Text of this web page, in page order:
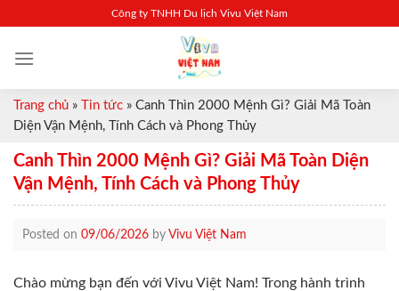
content
Công ty TNHH Du lịch Vivu Việt Nam
Trang chủ » Tin tức » Canh Thìn 2000 Mệnh Gì? Giải Mã Toàn
Diện Vận Mệnh, Tính Cách và Phong Thủy
Canh Thìn 2000 Mệnh Gì? Giải Mã Toàn Diện
Vận Mệnh, Tính Cách và Phong Thủy
Posted on 09/06/2026 by Vivu Việt Nam
Chào mừng bạn đến với Vivu Việt Nam! Trong hành trình